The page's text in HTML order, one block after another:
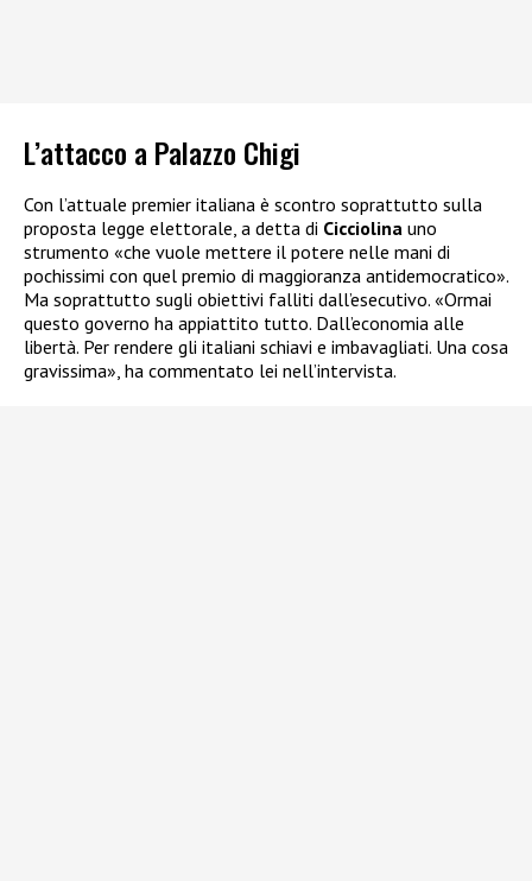
L’attacco a Palazzo Chigi
Con l’attuale premier italiana è scontro soprattutto sulla
proposta legge elettorale, a detta di Cicciolina uno
strumento «che vuole mettere il potere nelle mani di
pochissimi con quel premio di maggioranza antidemocratico».
Ma soprattutto sugli obiettivi falliti dall’esecutivo. «Ormai
questo governo ha appiattito tutto. Dall’economia alle
libertà. Per rendere gli italiani schiavi e imbavagliati. Una cosa
gravissima», ha commentato lei nell’intervista.